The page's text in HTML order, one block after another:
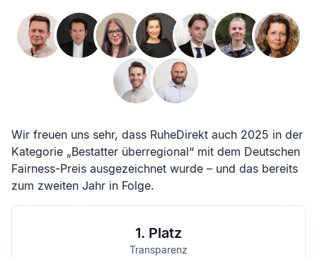
Wir freuen uns sehr, dass RuheDirekt auch 2025 in der
Kategorie „Bestatter überregional“ mit dem Deutschen
Fairness-Preis ausgezeichnet wurde – und das bereits
zum zweiten Jahr in Folge.
1. Platz
Transparenz